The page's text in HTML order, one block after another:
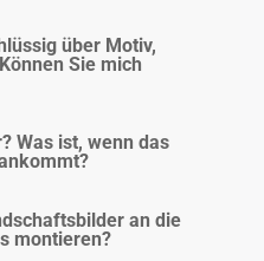
über Motiv,
Sie mich
Was ist, wenn das
an die
montieren?